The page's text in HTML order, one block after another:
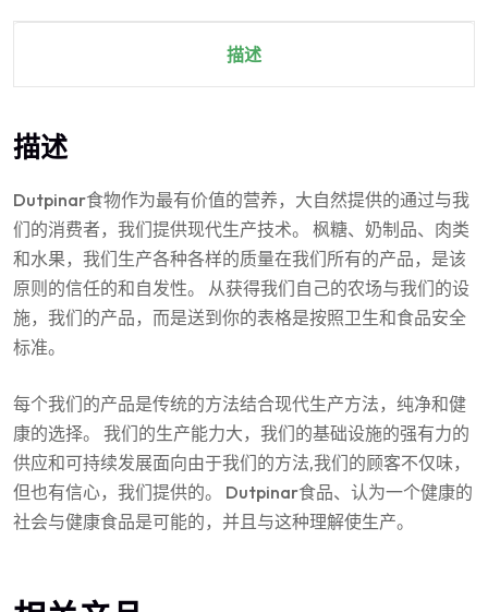
描述
描述
Dutpinar食物作为最有价值的营养，大自然提供的通过与我
们的消费者，我们提供现代生产技术。 枫糖、奶制品、肉类
和水果，我们生产各种各样的质量在我们所有的产品，是该
原则的信任的和自发性。 从获得我们自己的农场与我们的设
施，我们的产品，而是送到你的表格是按照卫生和食品安全
标准。
每个我们的产品是传统的方法结合现代生产方法，纯净和健
康的选择。 我们的生产能力大，我们的基础设施的强有力的
供应和可持续发展面向由于我们的方法,我们的顾客不仅味，
但也有信心，我们提供的。 Dutpinar食品、认为一个健康的
社会与健康食品是可能的，并且与这种理解使生产。